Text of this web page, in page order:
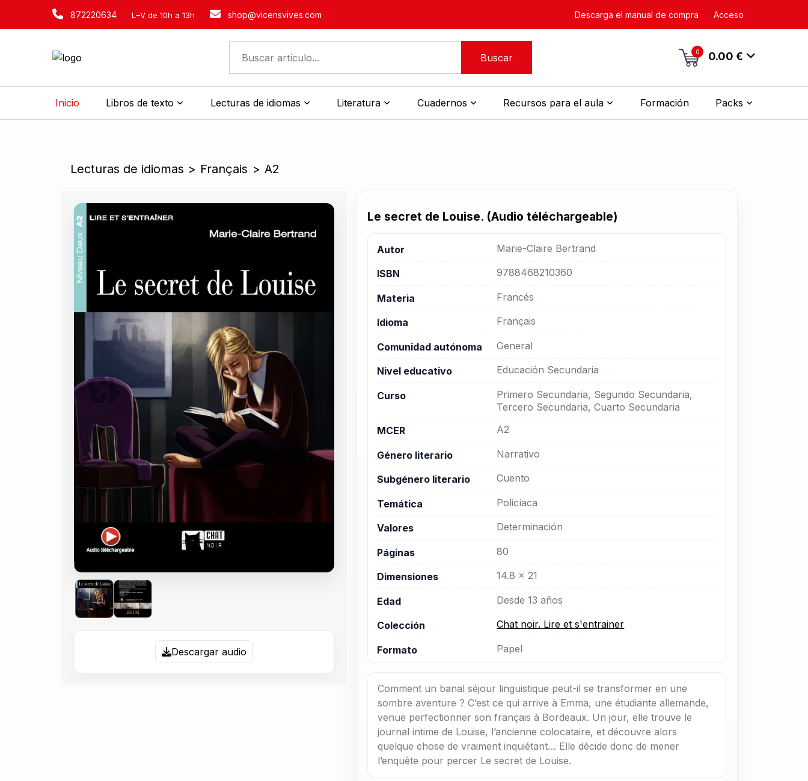
872220634 L–V de 10h a 13h shop@vicensvives.com Descarga el manual de compra Acceso
Buscar 0 0.00 €
Inicio Libros de texto Lecturas de idiomas Literatura Cuadernos Recursos para el aula Formación Packs
Lecturas de idiomas > Français > A2
Descargar audio
Le secret de Louise. (Audio téléchargeable)
Autor Marie-Claire Bertrand
ISBN 9788468210360
Materia Francés
Idioma Français
Comunidad autónoma General
Nivel educativo Educación Secundaria
Curso
Primero Secundaria, Segundo Secundaria,
Tercero Secundaria, Cuarto Secundaria
MCER
A2
Género literario Narrativo
Subgénero literario Cuento
Temática Policíaca
Valores Determinación
Páginas 80
Dimensiones 14.8 x 21
Edad Desde 13 años
Colección Chat noir. Lire et s'entrainer
Formato Papel
Comment un banal séjour linguistique peut-il se transformer en une
sombre aventure ? C’est ce qui arrive à Emma, une étudiante allemande,
venue perfectionner son français à Bordeaux. Un jour, elle trouve le
journal intime de Louise, l’ancienne colocataire, et découvre alors
quelque chose de vraiment inquiétant… Elle décide donc de mener
l’enquête pour percer Le secret de Louise.